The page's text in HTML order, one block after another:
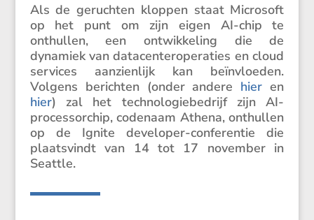
Als de geruchten kloppen staat Micro­soft
op het punt om zijn eigen AI-chip te
onthullen, een ontwik­ke­ling die de
dynamiek van datacen­ter­o­pe­ra­ties en cloud
services aanzien­lijk kan beïnvloeden.
Volgens berichten (onder andere hier en
hier) zal het techno­lo­gie­be­drijf zijn AI-
proces­sor­chip, codenaam Athena, onthullen
op de Ignite devel­oper-confe­rentie die
plaats­vindt van 14 tot 17 november in
Seattle.